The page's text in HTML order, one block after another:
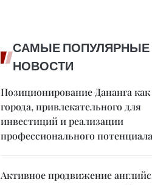
САМЫЕ ПОПУЛЯРНЫЕ
НОВОСТИ
Позиционирование Дананга как
города, привлекательного для
инвестиций и реализации
профессионального потенциала
Активное продвижение